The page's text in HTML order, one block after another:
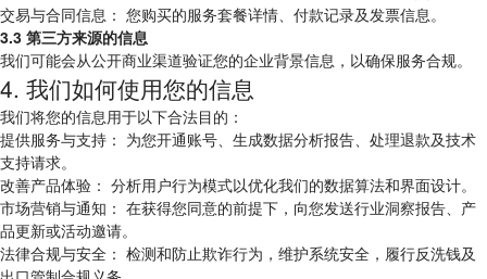
交易与合同信息： 您购买的服务套餐详情、付款记录及发票信息。
3.3 第三方来源的信息
我们可能会从公开商业渠道验证您的企业背景信息，以确保服务合规。
4. 我们如何使用您的信息
我们将您的信息用于以下合法目的：
提供服务与支持： 为您开通账号、生成数据分析报告、处理退款及技术
支持请求。
改善产品体验： 分析用户行为模式以优化我们的数据算法和界面设计。
市场营销与通知： 在获得您同意的前提下，向您发送行业洞察报告、产
品更新或活动邀请。
法律合规与安全： 检测和防止欺诈行为，维护系统安全，履行反洗钱及